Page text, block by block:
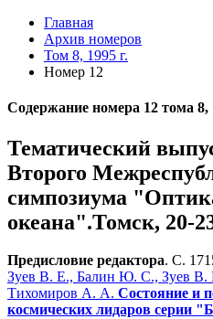
Главная
Архив номеров
Том 8, 1995 г.
Номер 12
Содержание номера 12 тома 8,
Тематический
Второго
симпозиума
океана".Томск, 20-
Предисловие редактора. С.
Зуев В. Е., Балин Ю. С., Зуев В.
Тихомиров А. А. Состояние и
космических лидаров серии